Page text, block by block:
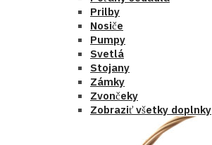
Prilby
Nosiče
Pumpy
Svetlá
Stojany
Zámky
Zvončeky
Zobraziť všetky doplnky